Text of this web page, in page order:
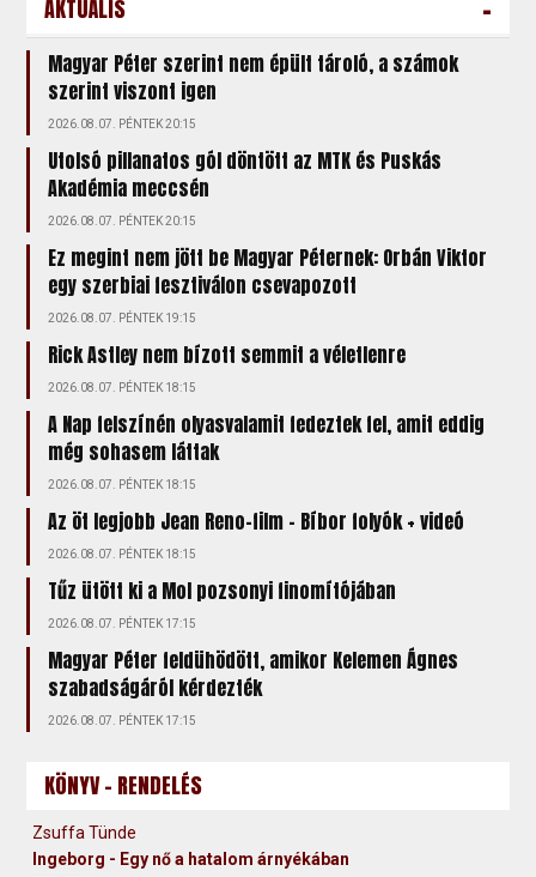
AKTUÁLIS
Magyar Péter szerint nem épült tároló, a számok
szerint viszont igen
2026.08.07. PÉNTEK 20:15
Utolsó pillanatos gól döntött az MTK és Puskás
Akadémia meccsén
2026.08.07. PÉNTEK 20:15
Ez megint nem jött be Magyar Péternek: Orbán Viktor
egy szerbiai fesztiválon csevapozott
2026.08.07. PÉNTEK 19:15
Rick Astley nem bízott semmit a véletlenre
2026.08.07. PÉNTEK 18:15
A Nap felszínén olyasvalamit fedeztek fel, amit eddig
még sohasem láttak
2026.08.07. PÉNTEK 18:15
Az öt legjobb Jean Reno-film – Bíbor folyók + videó
2026.08.07. PÉNTEK 18:15
Tűz ütött ki a Mol pozsonyi finomítójában
2026.08.07. PÉNTEK 17:15
Magyar Péter feldühödött, amikor Kelemen Ágnes
szabadságáról kérdezték
2026.08.07. PÉNTEK 17:15
KÖNYV - RENDELÉS
Zsuffa Tünde
Ingeborg - Egy nő a hatalom árnyékában